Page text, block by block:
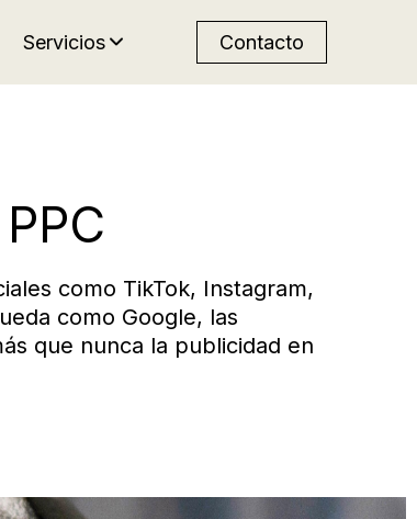
Servicios Contacto
como TikTok, Instagram,
como Google, las
que nunca la publicidad en